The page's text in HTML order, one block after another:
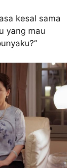
kesal sama
yang mau